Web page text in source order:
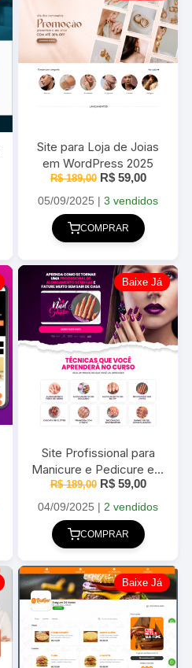
Site para Loja de Joias
em WordPress 2025
R$189,00 O
original
era:
R$ 189,00.
R$59,00O
atual
05/09/2025 |3 vendidos
COMPRAR
Baixe Já
Site Profissional para
Manicure e Pedicure em
WordPress 2025
R$189,00 O
original
era:
R$ 189,00.
R$59,00O
atual
04/09/2025 |2 vendidos
COMPRAR
Baixe Já